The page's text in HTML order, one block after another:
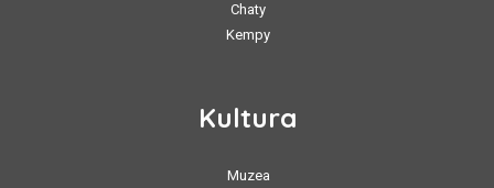
Chaty
Kempy
Kultura
Muzea